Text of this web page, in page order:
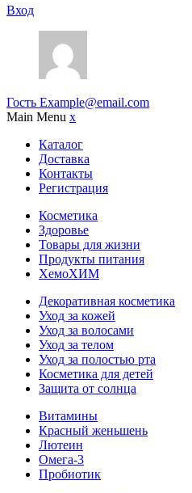
Вход
Гость Example@email.com
Main Menu x
Каталог
Доставка
Контакты
Регистрация
Косметика
Здоровье
Товары для жизни
Продукты питания
ХемоХИМ
Декоративная косметика
Уход за кожей
Уход за волосами
Уход за телом
Уход за полостью рта
Косметика для детей
Защита от солнца
Витамины
Красный женьшень
Лютеин
Омега-3
Пробиотик